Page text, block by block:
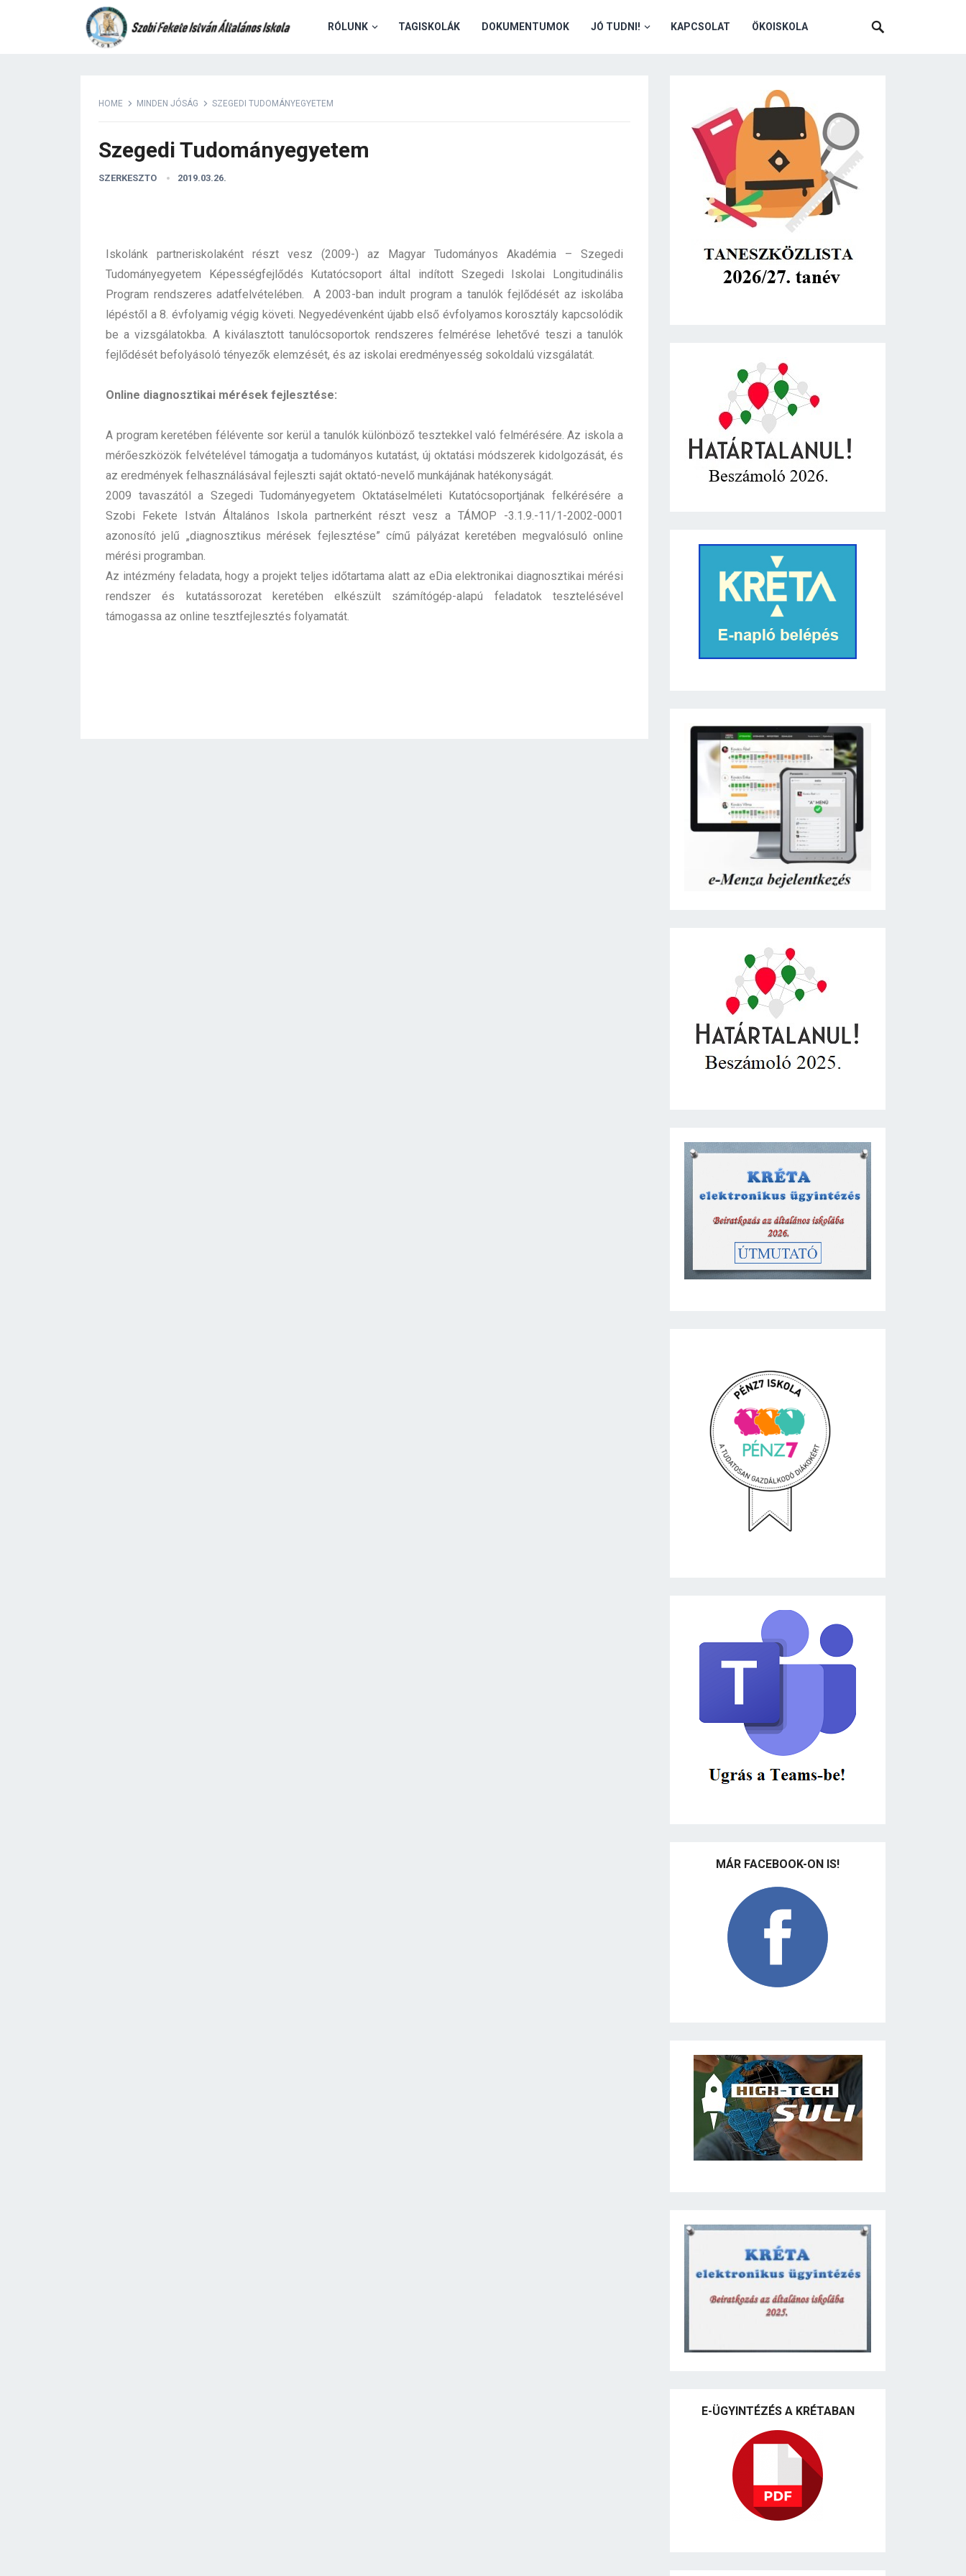
RÓLUNK TAGISKOLÁK DOKUMENTUMOK JÓ TUDNI! KAPCSOLAT ÖKOISKOLA
HOME MINDEN JÓSÁG SZEGEDI TUDOMÁNYEGYETEM
Szegedi Tudományegyetem
SZERKESZTO 2019.03.26.
Iskolánk partneriskolaként részt vesz (2009-) az Magyar Tudományos Akadémia – Szegedi
Tudományegyetem Képességfejlődés Kutatócsoport által indított Szegedi Iskolai Longitudinális
Program rendszeres adatfelvételében. A 2003-ban indult program a tanulók fejlődését az iskolába
lépéstől a 8. évfolyamig végig követi. Negyedévenként újabb első évfolyamos korosztály kapcsolódik
be a vizsgálatokba. A kiválasztott tanulócsoportok rendszeres felmérése lehetővé teszi a tanulók
fejlődését befolyásoló tényezők elemzését, és az iskolai eredményesség sokoldalú vizsgálatát.
Online diagnosztikai mérések fejlesztése:
A program keretében félévente sor kerül a tanulók különböző tesztekkel való felmérésére. Az iskola a
mérőeszközök felvételével támogatja a tudományos kutatást, új oktatási módszerek kidolgozását, és
az eredmények felhasználásával fejleszti saját oktató-nevelő munkájának hatékonyságát.
2009 tavaszától a Szegedi Tudományegyetem Oktatáselméleti Kutatócsoportjának felkérésére a
Szobi Fekete István Általános Iskola partnerként részt vesz a TÁMOP -3.1.9.-11/1-2002-0001
azonosító jelű „diagnosztikus mérések fejlesztése” című pályázat keretében megvalósuló online
mérési programban.
Az intézmény feladata, hogy a projekt teljes időtartama alatt az eDia elektronikai diagnosztikai mérési
rendszer és kutatássorozat keretében elkészült számítógép-alapú feladatok tesztelésével
támogassa az online tesztfejlesztés folyamatát.
MÁR FACEBOOK-ON IS!
E-ÜGYINTÉZÉS A KRÉTABAN